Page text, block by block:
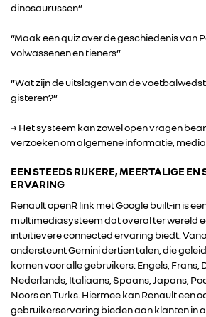
dinosaurussen”
“Maak een quiz over de geschiedenis van
volwassenen en tieners”
“Wat zijn de uitslagen van de
gisteren?”
→ Het systeem kan zowel open vragen
verzoeken om algemene informatie,
EEN STEEDS RIJKERE, MEERTALIGE
ERVARING
Renault openR link met Google built-in is
multimediasysteem dat overal ter wereld
intuïtievere connected ervaring biedt.
ondersteunt Gemini dertien talen, die
komen voor alle gebruikers: Engels, Frans,
Nederlands, Italiaans, Spaans, Japans,
Noors en Turks. Hiermee kan Renault een
gebruikerservaring bieden aan klanten in